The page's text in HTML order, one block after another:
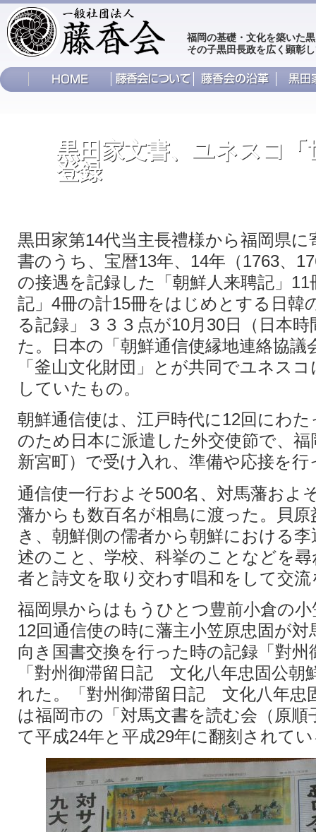
福岡の基礎・文化を築いた
その子黒田長政を広く顕彰
黒田家文書、ユネスコ「
登録
黒田家第14代当主長禮様から福岡県
書のうち、宝暦13年、14年（1763、
の接遇を記録した「朝鮮人来聘記」
記」4冊の計15冊をはじめとする日韓
る記録」３３３点が10月30日（日本
た。日本の「朝鮮通信使縁地連絡協議
「釜山文化財団」とが共同でユネス
していたもの。
朝鮮通信使は、江戸時代に12回にわ
のため日本に派遣した外交使節で、
新宮町）で受け入れ、準備や応接を行
通信使一行およそ500名、対馬藩およ
藩からも数百名が相島に渡った。貝
き、朝鮮側の儒者から朝鮮における
述のこと、学校、科挙のことなどを
者と詩文を取り交わす唱和をして交
福岡県からはもうひとつ豊前小倉の
12回通信使の時に藩主小笠原忠固が
向き国書交換を行った時の記録「對州
「對州御滞留日記 文化八年忠固公朝
れた。「對州御滞留日記 文化八年忠
は福岡市の「対馬文書を読む会（原順
て平成24年と平成29年に翻刻されて